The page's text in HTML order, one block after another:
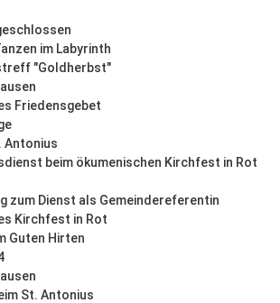
im Labyrinth
"Goldherbst"
Friedensgebet
Antonius
beim ökumenischen Kirchfest in Rot
zum Dienst als Gemeindereferentin
Kirchfest in Rot
Guten Hirten
St. Antonius